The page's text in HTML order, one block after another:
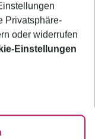
Privatsphäre-
oder widerrufen
Einstellungen